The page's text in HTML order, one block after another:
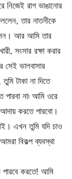
নিজেই রাগ ভাঙানোর
তার নাতনীকে
আর আমি তার
সংসার রক্ষা করার
ভালবাসার
টাকা না দিতে
না৷ আমি ওরে
আদায় করতে পারবো।
এখন তুমি যদি চাও
বিকল্প ব্যবস্থা
পারবে করতে! আমি